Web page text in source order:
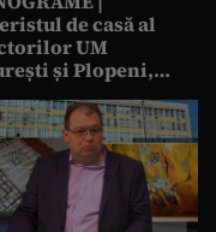
de casă al
UM
și Plopeni,
Avea
de microfoane
și altora